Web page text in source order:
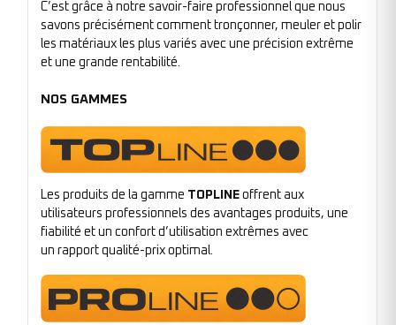
C’est grâce à notre savoir-faire professionnel que nous
savons précisément comment tronçonner, meuler et polir
les matériaux les plus variés avec une précision extrême
et une grande rentabilité.
NOS GAMMES
Les produits de la gamme TOPLINE offrent aux
utilisateurs professionnels des avantages produits, une
fiabilité et un confort d’utilisation extrêmes avec
un rapport qualité-prix optimal.